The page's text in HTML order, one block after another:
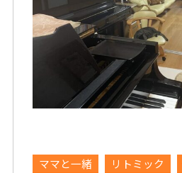
ママと一緒 リトミック